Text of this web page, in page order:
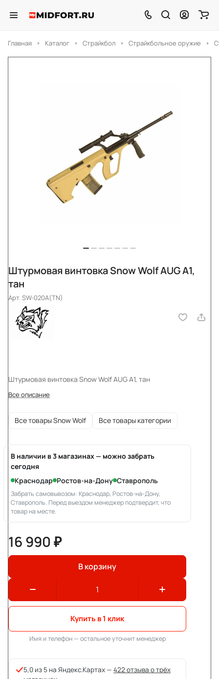
Главная Каталог Страйкбол Страйкбольное оружие
Штурмовая винтовка Snow Wolf AUG A1,
тан
Арт.SW-020A(TN)
Штурмовая винтовка Snow Wolf AUG A1, тан
Все описание
Все товары Snow Wolf Все товары категории
В наличии в 3 магазинах — можно забрать
сегодня
Краснодар Ростов-на-Дону Ставрополь
Забрать самовывозом: Краснодар, Ростов-на-Дону,
Ставрополь. Перед выездом менеджер подтвердит, что
товар на месте.
16 990 ₽
В корзину
Купить в 1 клик
Имя и телефон — остальное уточнит менеджер
5,0 из 5 на Яндекс.Картах — 422 отзыва о трёх